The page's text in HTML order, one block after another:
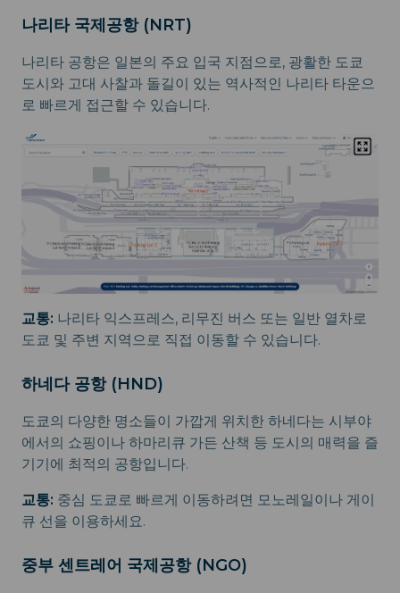
나리타 국제공항 (NRT)
나리타 공항은 일본의 주요 입국 지점으로, 광활한 도쿄
도시와 고대 사찰과 돌길이 있는 역사적인 나리타 타운으
로 빠르게 접근할 수 있습니다.
교통: 나리타 익스프레스, 리무진 버스 또는 일반 열차로
도쿄 및 주변 지역으로 직접 이동할 수 있습니다.
하네다 공항 (HND)
도쿄의 다양한 명소들이 가깝게 위치한 하네다는 시부야
에서의 쇼핑이나 하마리큐 가든 산책 등 도시의 매력을 즐
기기에 최적의 공항입니다.
교통: 중심 도쿄로 빠르게 이동하려면 모노레일이나 게이
큐 선을 이용하세요.
중부 센트레어 국제공항 (NGO)